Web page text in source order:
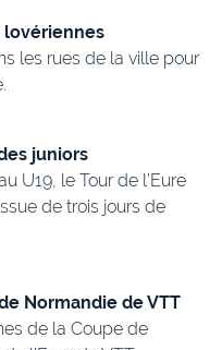
lovériennes
les rues de la ville pour
juniors
U19, le Tour de l’Eure
de trois jours de
Normandie de VTT
de la Coupe de